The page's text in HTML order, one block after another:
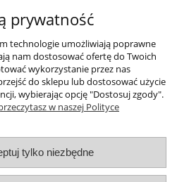
prywatność
technologie umożliwiają poprawne
nam dostosować ofertę do Twoich
wykorzystanie przez nas
do sklepu lub dostosować użycie
wybierając opcję "Dostosuj zgody".
w naszej Polityce
tylko niezbędne